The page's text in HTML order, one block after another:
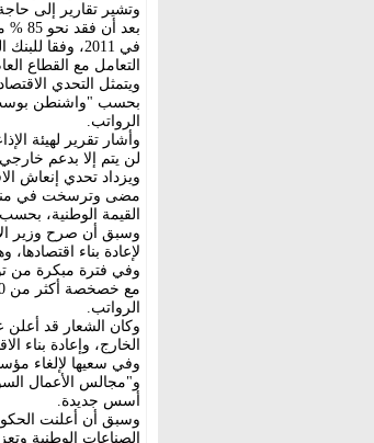
في 2011، وفقا للبنك الدولي.
التعامل مع القطاع
ويتمثل التحدي
بحسب "واشنطن
الرواتب.
وأشار تقرير لهيئة
لن يتم إلا بدعم
ويزداد تحدي إنعاش
مضى وترسخت في
القيمة الوطنية،
وسبق أن صرح وزير
لإعادة بناء
الرواتب.
وكان الشعار قد
الخارج، وإعادة بناء
وفي سعيها لإلغاء
و"مجالس الأعمال
أسس جديدة.